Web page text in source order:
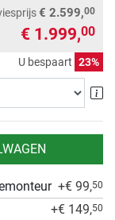
€ 2.599,00
€ 1.999,00
U bespaart 23%
+€ 99,50
+€ 149,50